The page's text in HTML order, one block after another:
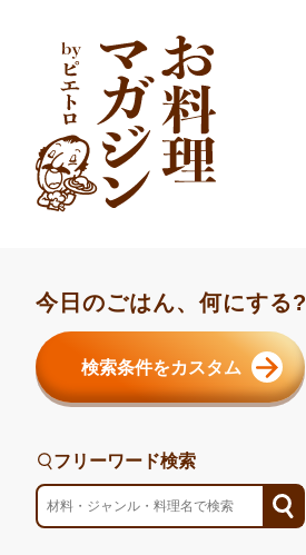
今日のごはん、何にする?
検索条件をカスタム
フリーワード検索
フリーワード検索